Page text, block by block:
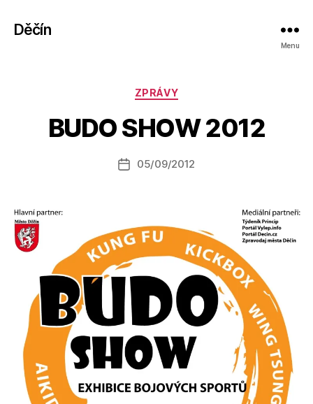
Děčín
Menu
Rubriky
ZPRÁVY
BUDO SHOW 2012
Autor
příspěvku
t
o
a
o
Datum
05/09/2012